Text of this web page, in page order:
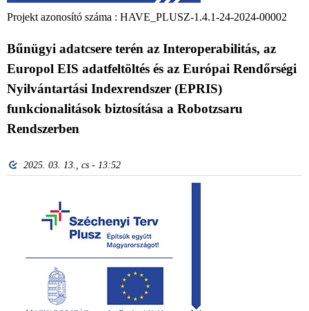
Projekt azonosító száma : HAVE_PLUSZ-1.4.1-24-2024-00002
Bűnügyi adatcsere terén az Interoperabilitás, az
Europol EIS adatfeltöltés és az Európai Rendőrségi
Nyilvántartási Indexrendszer (EPRIS)
funkcionalitások biztosítása a Robotzsaru
Rendszerben
2025. 03. 13., cs - 13:52